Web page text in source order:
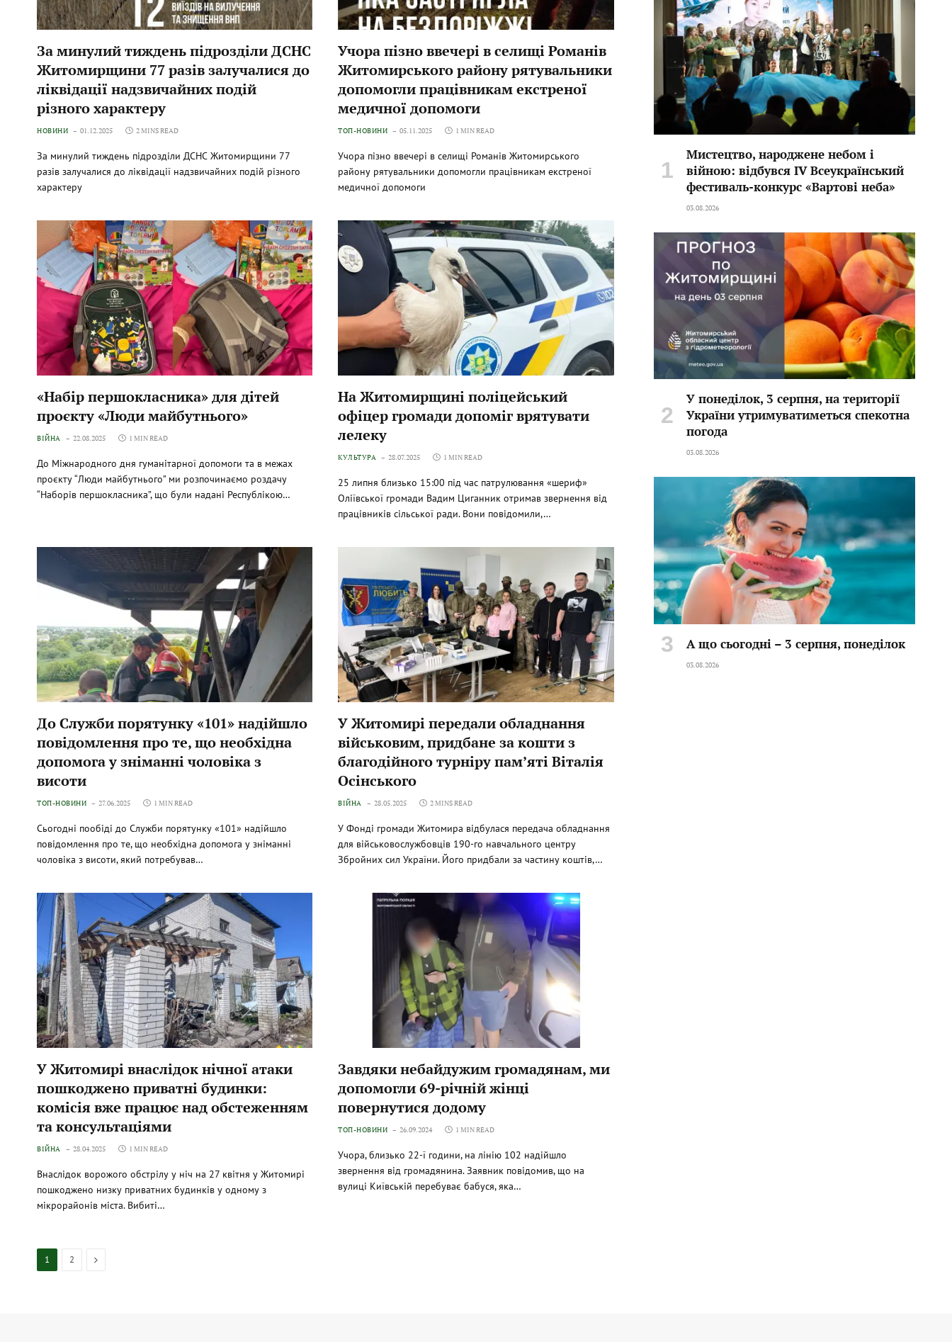
За минулий тиждень підрозділи ДСНС
Житомирщини 77 разів залучалися до
ліквідації надзвичайних подій
різного характеру
НОВИНИ 01.12.2025 2 MINS READ
За минулий тиждень підрозділи ДСНС Житомирщини 77
разів залучалися до ліквідації надзвичайних подій різного
характеру
Учора пізно ввечері в селищі Романів
Житомирського району рятувальники
допомогли працівникам екстреної
медичної допомоги
ТОП-НОВИНИ 05.11.2025 1 MIN READ
Учора пізно ввечері в селищі Романів Житомирського
району рятувальники допомогли працівникам екстреної
медичної допомоги
«Набір першокласника» для дітей
проєкту «Люди майбутнього»
ВІЙНА 22.08.2025 1 MIN READ
До Міжнародного дня гуманітарної допомоги та в межах
проєкту “Люди майбутнього” ми розпочинаємо роздачу
“Наборів першокласника”, що були надані Республікою…
На Житомирщині поліцейський
офіцер громади допоміг врятувати
лелеку
КУЛЬТУРА 28.07.2025 1 MIN READ
25 липня близько 15:00 під час патрулювання «шериф»
Оліївської громади Вадим Циганник отримав звернення від
працівників сільської ради. Вони повідомили,…
До Служби порятунку «101» надійшло
повідомлення про те, що необхідна
допомога у зніманні чоловіка з
висоти
ТОП-НОВИНИ 27.06.2025 1 MIN READ
Сьогодні пообіді до Служби порятунку «101» надійшло
повідомлення про те, що необхідна допомога у зніманні
чоловіка з висоти, який потребував…
У Житомирі передали обладнання
військовим, придбане за кошти з
благодійного турніру пам’яті Віталія
Осінського
ВІЙНА 28.05.2025 2 MINS READ
У Фонді громади Житомира відбулася передача обладнання
для військовослужбовців 190-го навчального центру
Збройних сил України. Його придбали за частину коштів,…
У Житомирі внаслідок нічної атаки
пошкоджено приватні будинки:
комісія вже працює над обстеженням
та консультаціями
ВІЙНА 28.04.2025 1 MIN READ
Внаслідок ворожого обстрілу у ніч на 27 квітня у Житомирі
пошкоджено низку приватних будинків у одному з
мікрорайонів міста. Вибиті…
Завдяки небайдужим громадянам, ми
допомогли 69-річній жінці
повернутися додому
ТОП-НОВИНИ 26.09.2024 1 MIN READ
Учора, близько 22-ї години, на лінію 102 надійшло
звернення від громадянина. Заявник повідомив, що на
вулиці Київській перебуває бабуся, яка…
1 2 Next
Мистецтво, народжене небом і
війною: відбувся IV Всеукраїнський
фестиваль-конкурс «Вартові неба»
03.08.2026
У понеділок, 3 серпня, на території
України утримуватиметься спекотна
погода
03.08.2026
А що сьогодні – 3 серпня, понеділок
03.08.2026